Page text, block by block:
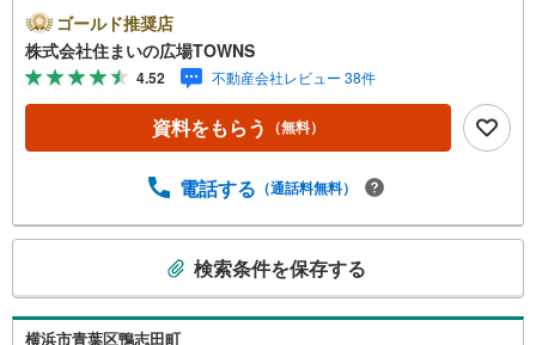
ます。土地面積は1706.8平米（実測）あります。売地をお
探しの方におすすめの土地です。【年中無休/9:00～21:0
0】人気物件は特にお問い合わせが集中するため、お早めに
お電話下さい。「室内・現地を見学する」ボタンよりご予
約頂くとご見学がスムーズです。■その他、各種ご相談も承
っております。○住宅ローンのご相談○ライフプランのシミ
なスタッフが親身になってお客様に合った物件をご紹介さ
でお気軽にお問い合わせ下さい♪駐車場もございますの
で、お車でのお越しも大歓迎です！
ゴールド推奨店
株式会社住まいの広場TOWNS
4.52 不動産会社レビュー 38件
資料をもらう （無料）
電話する （通話料無料）
検
索
検索条件を保存する
横浜市青葉区鴨志田町